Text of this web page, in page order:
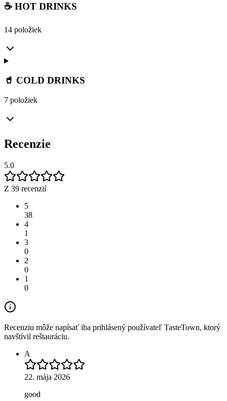
☕ HOT DRINKS
14 položiek
🥤 COLD DRINKS
7 položiek
Recenzie
5.0
Z 39 recenzií
5
38
4
1
3
0
2
0
1
0
Recenziu môže napísať iba prihlásený používateľ TasteTown, ktorý
navštívil reštauráciu.
A
22. mája 2026
good